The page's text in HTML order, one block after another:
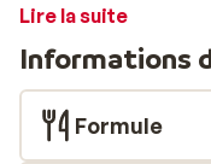
l'hôtel même, tout
d'agréables
d'une grande
pour les enfants.
Lire la suite
Informations
Formule